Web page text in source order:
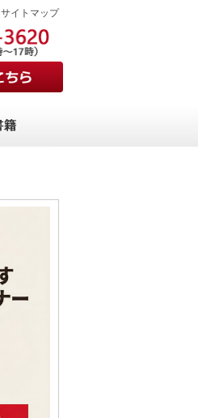
サイトマップ